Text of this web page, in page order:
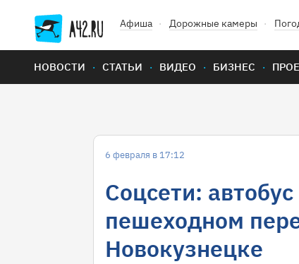
Афиша Дорожные камеры
НОВОСТИ СТАТЬИ ВИДЕО БИЗНЕС
6 февраля в 17:12
Соцсети:
пешеходном
Новокузнецке